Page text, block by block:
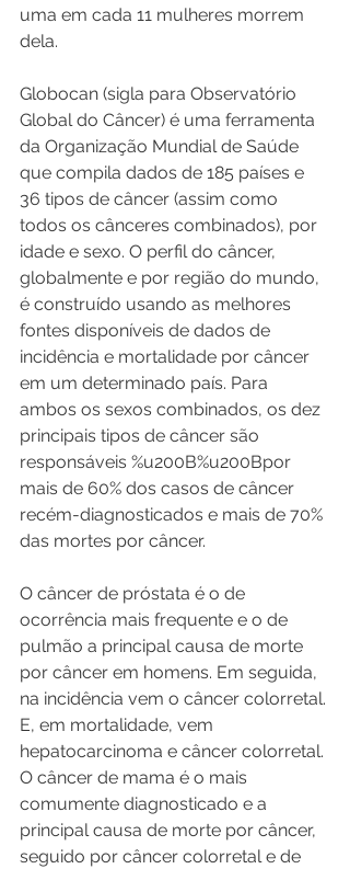
uma em cada 11 mulheres morrem
dela.
Globocan (sigla para Observatório
Global do Câncer) é uma ferramenta
da Organização Mundial de Saúde
que compila dados de 185 países e
36 tipos de câncer (assim como
todos os cânceres combinados), por
idade e sexo. O perfil do câncer,
globalmente e por região do mundo,
é construído usando as melhores
fontes disponíveis de dados de
incidência e mortalidade por câncer
em um determinado país. Para
ambos os sexos combinados, os dez
principais tipos de câncer são
responsáveis %u200B%u200Bpor
mais de 60% dos casos de câncer
recém-diagnosticados e mais de 70%
das mortes por câncer.
O câncer de próstata é o de
ocorrência mais frequente e o de
pulmão a principal causa de morte
por câncer em homens. Em seguida,
na incidência vem o câncer colorretal.
E, em mortalidade, vem
hepatocarcinoma e câncer colorretal.
O câncer de mama é o mais
comumente diagnosticado e a
principal causa de morte por câncer,
seguido por câncer colorretal e de